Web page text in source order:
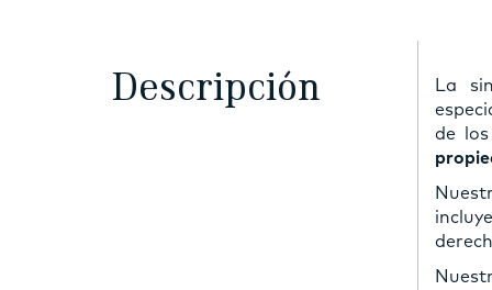
Descripción
La
de